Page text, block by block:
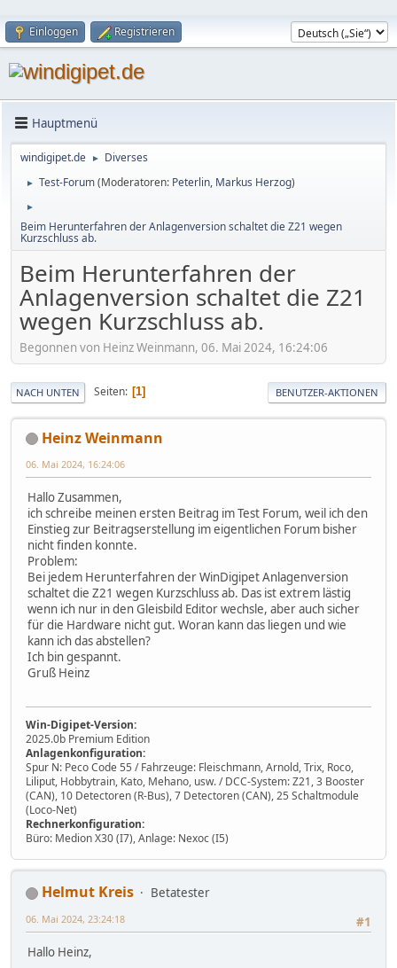
Einloggen Registrieren
Hauptmenü
windigipet.de ► Diverses
► Test-Forum(Moderatoren: Peterlin, Markus Herzog)
►
Beim Herunterfahren der Anlagenversion schaltet die Z21 wegen
Kurzschluss ab.
Beim Herunterfahren der
Anlagenversion schaltet die Z21
wegen Kurzschluss ab.
Begonnen von Heinz Weinmann, 06. Mai 2024, 16:24:06
NACH UNTEN Seiten 1 BENUTZER-AKTIONEN
Heinz Weinmann
06. Mai 2024, 16:24:06
Hallo Zusammen,
ich schreibe meinen ersten Beitrag im Test Forum, weil ich den
Einstieg zur Beitragserstellung im eigentlichen Forum bisher
nicht finden konnte.
Problem:
Bei jedem Herunterfahren der WinDigipet Anlagenversion
schaltet die Z21 wegen Kurzschluss ab. Das ist extrem lästig
wenn ich nur in den Gleisbild Editor wechsle, aber auch sicher
für die Hardware nicht gut. Woran kann das liegen und wie
kann ich das abstellen?
Ich bin gespannt.
Gruß Heinz
Win-Digipet-Version:
2025.0b Premium Edition
Anlagenkonfiguration:
Spur N: Peco Code 55 / Fahrzeuge: Fleischmann, Arnold, Trix, Roco,
Liliput, Hobbytrain, Kato, Mehano, usw. / DCC-System: Z21, 3 Booster
(CAN), 10 Detectoren (R-Bus), 7 Detectoren (CAN), 25 Schaltmodule
(Loco-Net)
Rechnerkonfiguration:
Büro: Medion X30 (I7), Anlage: Nexoc (I5)
Helmut Kreis
Betatester
#1
06. Mai 2024, 23:24:18
Hallo Heinz,